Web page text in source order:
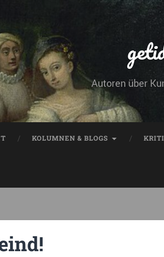
Autoren über
KOLUMNEN & BLOGS